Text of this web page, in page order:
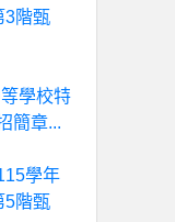
3階甄
學校特
簡章...
學年
5階甄